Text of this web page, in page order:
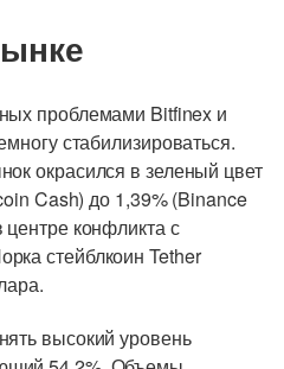
проблемами Bitfinex и
стабилизироваться.
окрасился в зеленый цвет
Cash) до 1,39% (Binance
конфликта с
стейблкоин Tether
высокий уровень